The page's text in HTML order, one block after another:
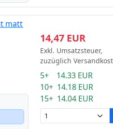
matt
14,47 EUR
Exkl. Umsatzsteuer,
zuzüglich
5+ 14.33 EUR
10+ 14.18 EUR
15+ 14.04 EUR